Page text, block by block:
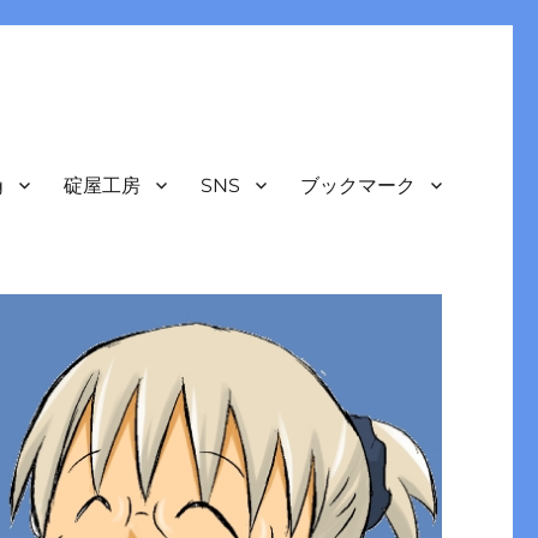
碇屋工房 SNS ブックマーク